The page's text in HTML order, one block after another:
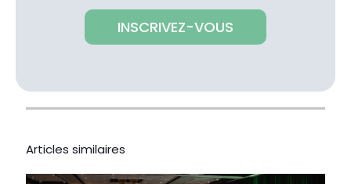
INSCRIVEZ-VOUS
Articles similaires